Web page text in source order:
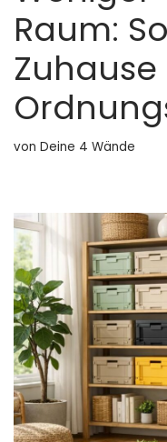
Raum:
Zuhause
von Deine 4 Wände